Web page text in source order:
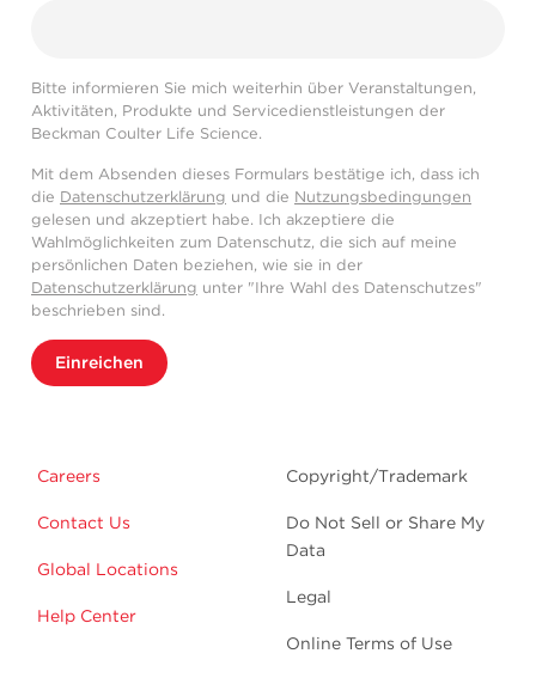
Bitte informieren Sie mich weiterhin über Veranstaltungen,
Aktivitäten, Produkte und Servicedienstleistungen der
Beckman Coulter Life Science.
Mit dem Absenden dieses Formulars bestätige ich, dass ich
die Datenschutzerklärung und die Nutzungsbedingungen
gelesen und akzeptiert habe. Ich akzeptiere die
Wahlmöglichkeiten zum Datenschutz, die sich auf meine
persönlichen Daten beziehen, wie sie in der
Datenschutzerklärung unter "Ihre Wahl des Datenschutzes"
beschrieben sind.
Einreichen
Careers
Contact Us
Global Locations
Help Center
Copyright/Trademark
Do Not Sell or Share My
Data
Legal
Online Terms of Use